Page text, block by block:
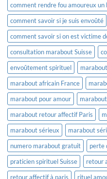
comment rendre fou amoureux un
comment savoir si je suis envoûté
comment savoir si on est victime
consultation marabout Suisse
envoûtement spirituel
marabout africain France
marabout pour amour
marabout retour affectif Paris
marabout sérieux
marabout
numero marabout gratuit
perte
praticien spirituel Suisse
retour
retour affectif à paris
rituel